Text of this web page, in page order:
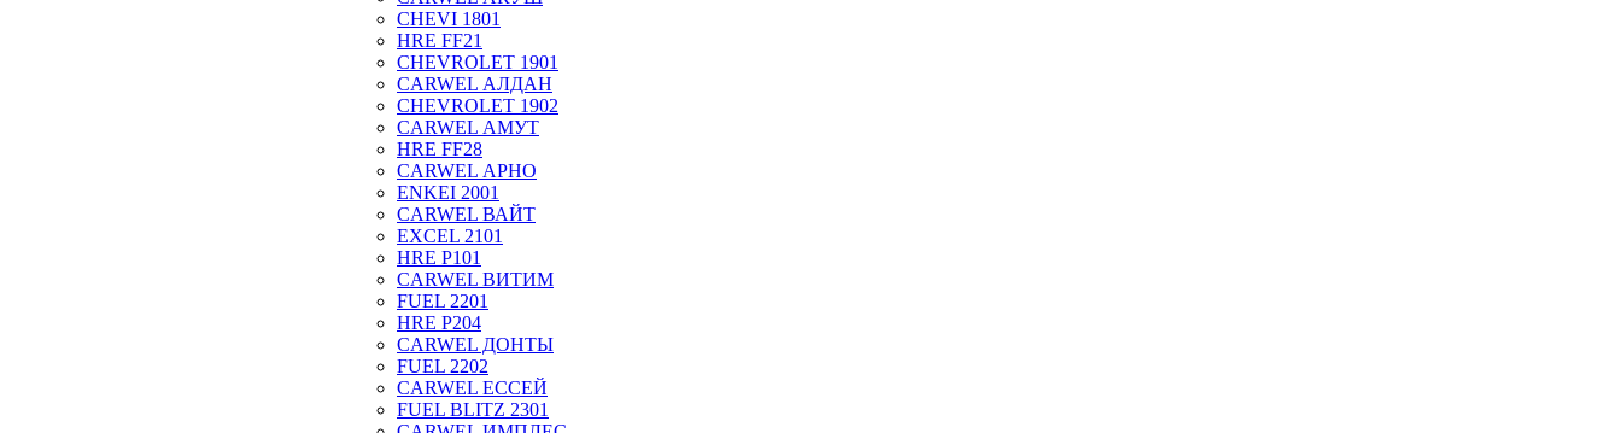
CHEVI 1801
HRE FF21
CHEVROLET 1901
CARWEL АЛДАН
CHEVROLET 1902
CARWEL АМУТ
HRE FF28
CARWEL АРНО
ENKEI 2001
CARWEL ВАЙТ
EXCEL 2101
HRE P101
CARWEL ВИТИМ
FUEL 2201
HRE P204
CARWEL ДОНТЫ
FUEL 2202
CARWEL ЕССЕЙ
FUEL BLITZ 2301